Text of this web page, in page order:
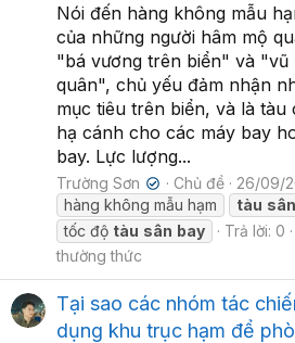
Nói đến hàng không mẫu
của những người hâm mộ
"bá vương trên biển" và "vũ
quân", chủ yếu đảm nhận
mục tiêu trên biển, và là tàu
hạ cánh cho các máy bay
bay. Lực lượng...
Trường Sơn ✔ Chủ đề
26/09/
hàng không mẫu hạm
tàu sân
tốc độ tàu sân bay Trả lời: 0
thường thức
Tại sao các nhóm tác
dụng khu trục hạm để